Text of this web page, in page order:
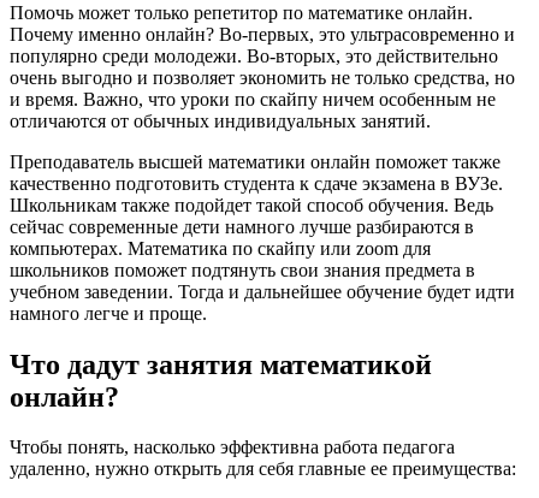
Помочь может только репетитор по математике онлайн.
Почему именно онлайн? Во-первых, это ультрасовременно и
популярно среди молодежи. Во-вторых, это действительно
очень выгодно и позволяет экономить не только средства, но
и время. Важно, что уроки по скайпу ничем особенным не
отличаются от обычных индивидуальных занятий.
Преподаватель высшей математики онлайн поможет также
качественно подготовить студента к сдаче экзамена в ВУЗе.
Школьникам также подойдет такой способ обучения. Ведь
сейчас современные дети намного лучше разбираются в
компьютерах. Математика по скайпу или zoom для
школьников поможет подтянуть свои знания предмета в
учебном заведении. Тогда и дальнейшее обучение будет идти
намного легче и проще.
Что дадут занятия математикой
онлайн?
Чтобы понять, насколько эффективна работа педагога
удаленно, нужно открыть для себя главные ее преимущества: